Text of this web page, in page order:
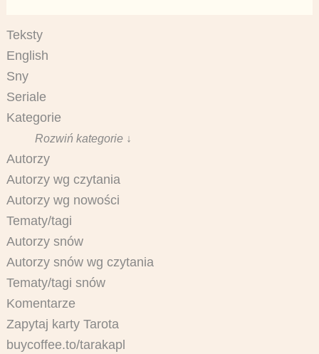
Teksty
English
Sny
Seriale
Kategorie
Rozwiń kategorie ↓
Autorzy
Autorzy wg czytania
Autorzy wg nowości
Tematy/tagi
Autorzy snów
Autorzy snów wg czytania
Tematy/tagi snów
Komentarze
Zapytaj karty Tarota
buycoffee.to/tarakapl